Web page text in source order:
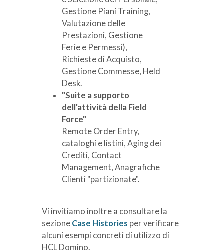
Gestione Piani Training,
Valutazione delle
Prestazioni, Gestione
Ferie e Permessi),
Richieste di Acquisto,
Gestione Commesse, Held
Desk.
"Suite a supporto
dell'attività della Field
Force"
Remote Order Entry,
cataloghi e listini, Aging dei
Crediti, Contact
Management, Anagrafiche
Clienti "partizionate".
Vi invitiamo inoltre a consultare la
sezione Case Histories per verificare
alcuni esempi concreti di utilizzo di
HCL Domino.